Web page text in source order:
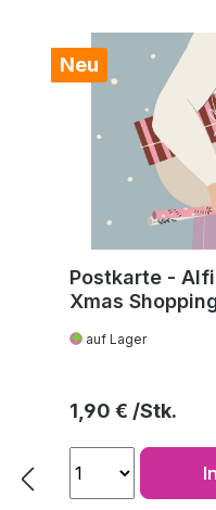
Neu
Postkarte -
Xmas
auf Lager
Regulärer Preis:
1,90 €